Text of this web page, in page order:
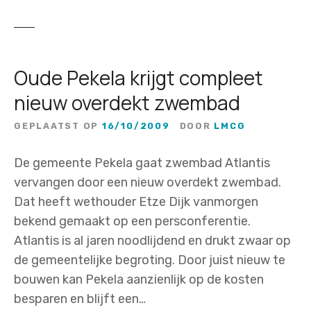
Oude Pekela krijgt compleet
nieuw overdekt zwembad
GEPLAATST OP 16/10/2009 DOOR LMCG
De gemeente Pekela gaat zwembad Atlantis
vervangen door een nieuw overdekt zwembad.
Dat heeft wethouder Etze Dijk vanmorgen
bekend gemaakt op een persconferentie.
Atlantis is al jaren noodlijdend en drukt zwaar op
de gemeentelijke begroting. Door juist nieuw te
bouwen kan Pekela aanzienlijk op de kosten
besparen en blijft een…